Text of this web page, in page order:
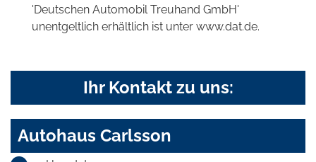
'Deutschen Automobil Treuhand GmbH'
unentgeltlich erhältlich ist unter www.dat.de.
Ihr Kontakt zu uns:
Autohaus Carlsson